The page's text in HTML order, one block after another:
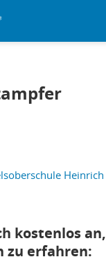
kostenlos
zu erfahren: